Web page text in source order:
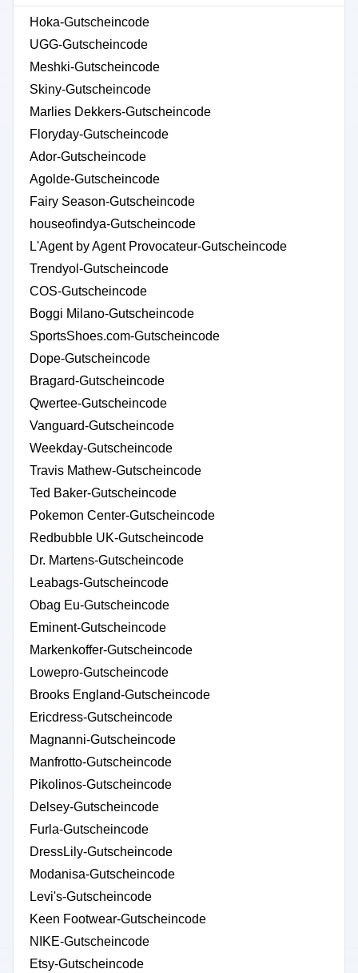
Hoka-Gutscheincode
UGG-Gutscheincode
Meshki-Gutscheincode
Skiny-Gutscheincode
Marlies Dekkers-Gutscheincode
Floryday-Gutscheincode
Ador-Gutscheincode
Agolde-Gutscheincode
Fairy Season-Gutscheincode
houseofindya-Gutscheincode
L'Agent by Agent Provocateur-Gutscheincode
Trendyol-Gutscheincode
COS-Gutscheincode
Boggi Milano-Gutscheincode
SportsShoes.com-Gutscheincode
Dope-Gutscheincode
Bragard-Gutscheincode
Qwertee-Gutscheincode
Vanguard-Gutscheincode
Weekday-Gutscheincode
Travis Mathew-Gutscheincode
Ted Baker-Gutscheincode
Pokemon Center-Gutscheincode
Redbubble UK-Gutscheincode
Dr. Martens-Gutscheincode
Leabags-Gutscheincode
Obag Eu-Gutscheincode
Eminent-Gutscheincode
Markenkoffer-Gutscheincode
Lowepro-Gutscheincode
Brooks England-Gutscheincode
Ericdress-Gutscheincode
Magnanni-Gutscheincode
Manfrotto-Gutscheincode
Pikolinos-Gutscheincode
Delsey-Gutscheincode
Furla-Gutscheincode
DressLily-Gutscheincode
Modanisa-Gutscheincode
Levi's-Gutscheincode
Keen Footwear-Gutscheincode
NIKE-Gutscheincode
Etsy-Gutscheincode